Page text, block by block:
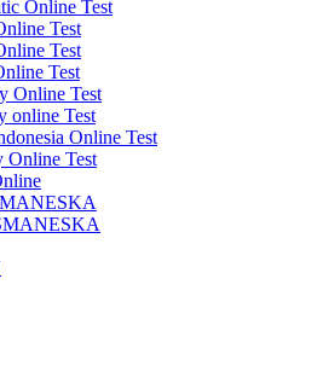
Online Test
Test
Test
Test
Online Test
online Test
Online Test
Online Test